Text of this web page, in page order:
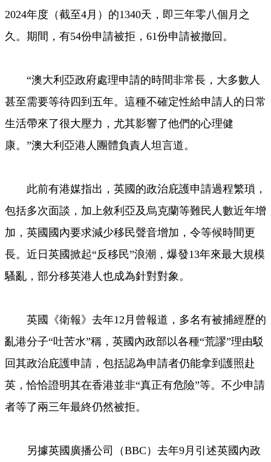
2024年度（截至4月）的1340天，即三年零八個月之
久。期間，有54份申請被拒，61份申請被撤回。
“澳大利亞政府處理申請的時間非常長，大多數人
甚至需要等待四到五年。這種不確定性給申請人的日常
生活帶來了很大壓力，尤其影響了他們的心理健
康。”澳大利亞港人團體負責人坦言道。
此前有港媒指出，英國的政治庇護申請過程繁瑣，
包括多次面談，加上敘利亞及烏克蘭等難民人數近年增
加，英國國內要求減少移民聲音增加，令等候時間更
長。近日英國掀起“反移民”浪潮，爆發13年來最大規模
騷亂，部分移英港人也成為針對對象。
英國《衛報》去年12月曾報道，多名有被捕經歷的
亂港分子“吐苦水”稱，英國內政部以各種“荒謬”理由駁
回其政治庇護申請，包括認為申請者仍能拿到護照赴
英，恰恰證明其在香港並非“真正有危險”等。不少申請
者等了兩三年最終仍然被拒。
另據英國廣播公司（BBC）去年9月引述英國內政